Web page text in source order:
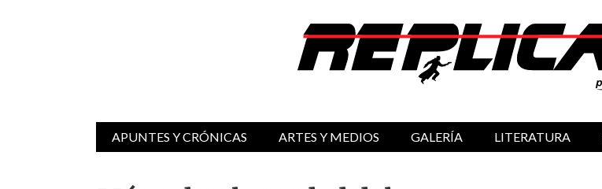
APUNTES Y CRÓNICAS ARTES Y MEDIOS GALERÍA LITERATURA